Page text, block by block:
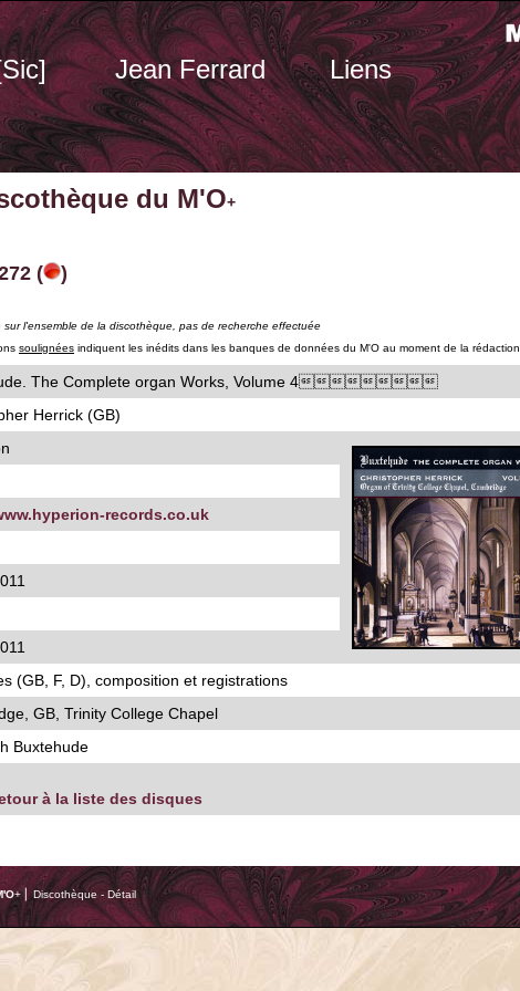
Jean Ferrard Liens
du M'O+
( )
sur l'ensemble de la discothèque, pas de recherche effectuée
soulignées indiquent les inédits dans les banques de données du M'O au moment de la rédaction
The Complete organ Works, Volume 4
Herrick (GB)
records.co.uk
(GB, F, D), composition et registrations
GB, Trinity College Chapel
Buxtehude
à la liste des disques
+ ⎢ Discothèque - Détail